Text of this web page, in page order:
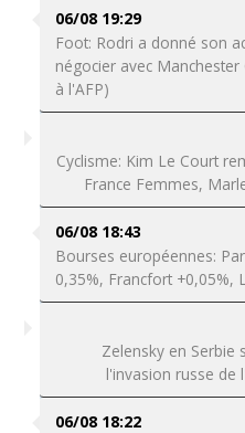
06/08 19:29
Foot: Rodri a donné son
négocier avec
à l'AFP)
Cyclisme: Kim Le Court
France Femmes,
06/08 18:43
Bourses européennes:
0,35%, Francfort +0,05%,
Zelensky en Serbie
l'invasion russe de
06/08 18:22